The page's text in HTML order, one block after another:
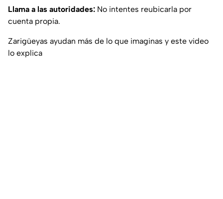
Llama a las autoridades: No intentes reubicarla por
cuenta propia.
Zarigüeyas ayudan más de lo que imaginas y este video
lo explica